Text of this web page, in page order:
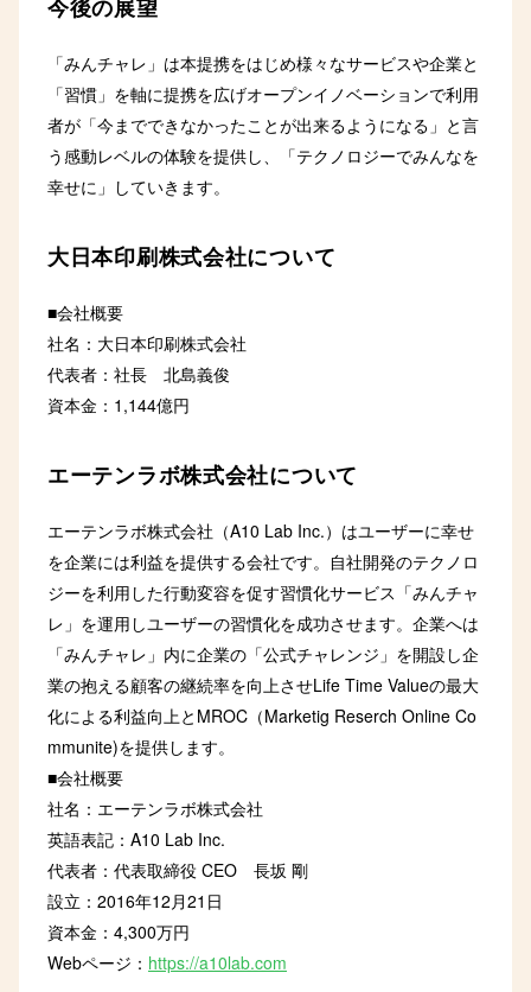
今後の展望
「みんチャレ」は本提携をはじめ様々なサービスや企業と
「習慣」を軸に提携を広げオープンイノベーションで利用
者が「今までできなかったことが出来るようになる」と言
う感動レベルの体験を提供し、「テクノロジーでみんなを
幸せに」していきます。
大日本印刷株式会社について
■会社概要
社名：大日本印刷株式会社
代表者：社長 北島義俊
資本金：1,144億円
エーテンラボ株式会社について
エーテンラボ株式会社（A10 Lab Inc.）はユーザーに幸せ
を企業には利益を提供する会社です。自社開発のテクノロ
ジーを利用した行動変容を促す習慣化サービス「みんチャ
レ」を運用しユーザーの習慣化を成功させます。企業へは
「みんチャレ」内に企業の「公式チャレンジ」を開設し企
業の抱える顧客の継続率を向上させLife Time Valueの最大
化による利益向上とMROC（Marketig Reserch Online Co
mmunite)を提供します。
■会社概要
社名：エーテンラボ株式会社
英語表記：A10 Lab Inc.
代表者：代表取締役 CEO 長坂 剛
設立：2016年12月21日
資本金：4,300万円
Webページ： https://a10lab.com